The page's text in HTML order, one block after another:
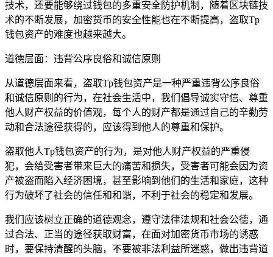
技术，还要能够绕过钱包的多重安全防护机制，随着区块链技
术的不断发展，加密货币的安全性能也在不断提高，盗取Tp
钱包资产的难度也越来越大。
道德层面：违背公序良俗和诚信原则
从道德层面来看，盗取Tp钱包资产是一种严重违背公序良俗
和诚信原则的行为，在社会生活中，我们倡导诚实守信、尊重
他人财产权益的价值观，每个人的财产都是通过自己的辛勤劳
动和合法途径获得的，应该得到他人的尊重和保护。
盗取他人Tp钱包资产的行为，是对他人财产权益的严重侵
犯，会给受害者带来巨大的痛苦和损失，受害者可能会因为资
产被盗而陷入经济困境，甚至影响到他们的生活和家庭，这种
行为破坏了社会的信任和和谐，不利于社会的稳定和发展。
我们应该树立正确的道德观念，遵守法律法规和社会公德，通
过合法、正当的途径获取财富，在面对加密货币市场的诱惑
时，要保持清醒的头脑，不要被非法利益所迷惑，做出违背道